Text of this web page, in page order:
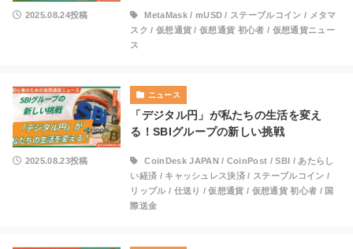
2025.08.24投稿 MetaMask/ mUSD / ステーブルコイン / メタマ
スク / 仮想通貨 /仮想通貨 初心者 / 仮想通貨ニュー
ス
ニュース
「デジタル円」が私たちの生活を変え
る！SBIグループの新しい挑戦
2025.08.23投稿 CoinDesk JAPAN / CoinPost /SBI / あたらし
い経済 / キャッシュレス決済 / ステーブルコイン /
リップル / 仕送り /仮想通貨 / 仮想通貨 初心者 / 国
際送金